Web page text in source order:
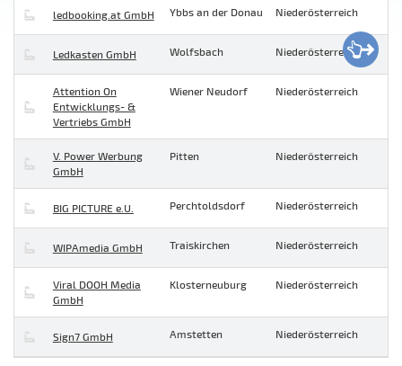
ledbooking.at GmbH Ybbs an der Donau Niederösterreich
Ledkasten GmbH Wolfsbach Niederösterreich
Attention On
Entwicklungs- &
Vertriebs GmbH
Wiener Neudorf Niederösterreich
V. Power Werbung
GmbH
Pitten Niederösterreich
BIG PICTURE e.U. Perchtoldsdorf Niederösterreich
WIPAmedia GmbH Traiskirchen Niederösterreich
Viral DOOH Media
GmbH
Klosterneuburg Niederösterreich
Sign7 GmbH Amstetten Niederösterreich